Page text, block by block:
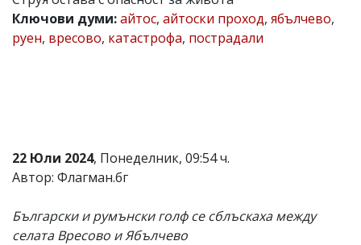
Коментарите
статиите
носи
отговорност
Ако
откриете
Ключови думи:айтос, айтоски проход, ябълчево,
руен, вресово, катастрофа, пострадали
22 Юли 2024, Понеделник, 09:54 ч.
Автор: Флагман.бг
Български и румънски голф се сблъскаха между
селата Вресово и Ябълчево